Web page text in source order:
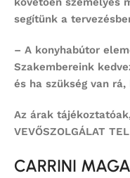
segítünk a
– A konyhabútor
Szakembereink
és ha szükség van
Az árak
VEVŐSZOLGÁLAT
CARRINI